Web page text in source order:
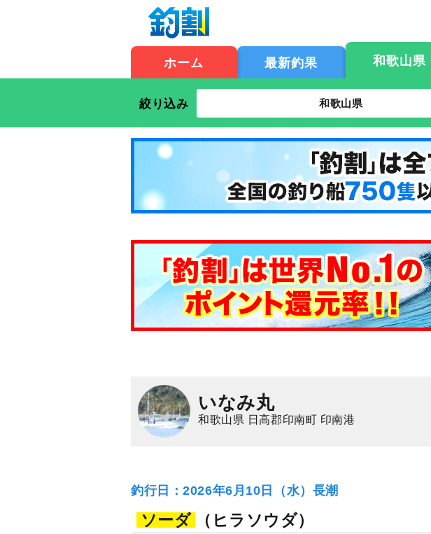
ホーム 最新釣果 和歌山県
絞り込み 和歌山県
いなみ丸
和歌山県 日高郡印南町 印南港
釣行日：2026年6月10日（水）長潮
ソーダ
（ヒラソウダ）